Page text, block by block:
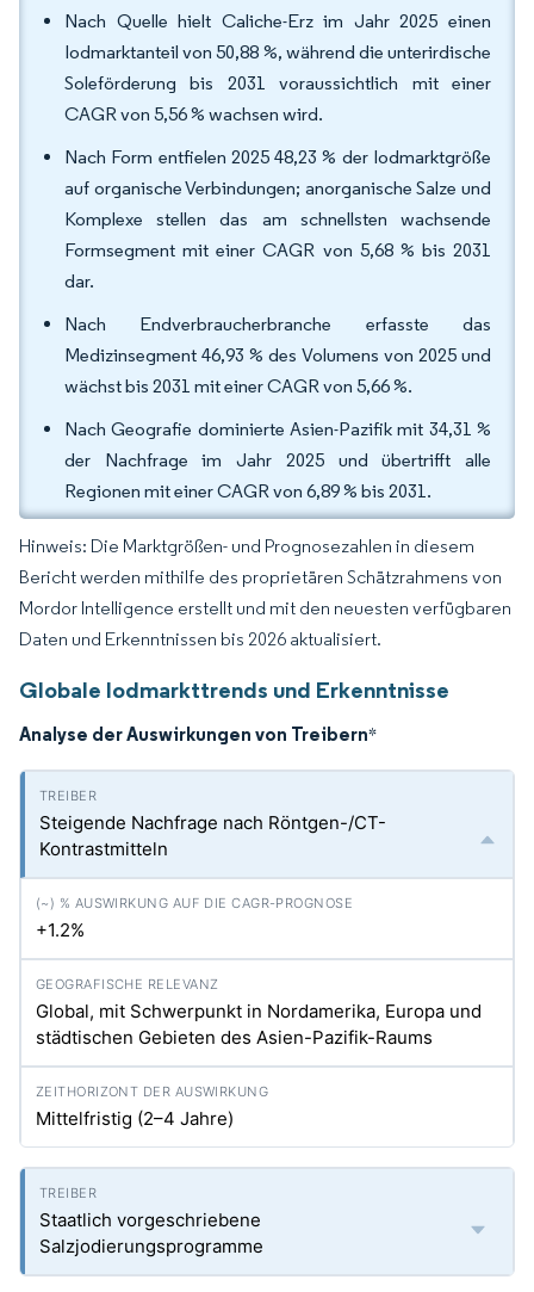
Nach Quelle hielt Caliche-Erz im Jahr 2025 einen
Iodmarktanteil von 50,88 %, während die unterirdische
Soleförderung bis 2031 voraussichtlich mit einer
CAGR von 5,56 % wachsen wird.
Nach Form entfielen 2025 48,23 % der Iodmarktgröße
auf organische Verbindungen; anorganische Salze und
Komplexe stellen das am schnellsten wachsende
Formsegment mit einer CAGR von 5,68 % bis 2031
dar.
Nach Endverbraucherbranche erfasste das
Medizinsegment 46,93 % des Volumens von 2025 und
wächst bis 2031 mit einer CAGR von 5,66 %.
Nach Geografie dominierte Asien-Pazifik mit 34,31 %
der Nachfrage im Jahr 2025 und übertrifft alle
Regionen mit einer CAGR von 6,89 % bis 2031.
Hinweis: Die Marktgrößen- und Prognosezahlen in diesem
Bericht werden mithilfe des proprietären Schätzrahmens von
Mordor Intelligence erstellt und mit den neuesten verfügbaren
Daten und Erkenntnissen bis 2026 aktualisiert.
Globale Iodmarkttrends und Erkenntnisse
Analyse der Auswirkungen von Treibern*
Steigende Nachfrage nach Röntgen-/CT-
Kontrastmitteln
+1.2%
Global, mit Schwerpunkt in Nordamerika, Europa und
städtischen Gebieten des Asien-Pazifik-Raums
Mittelfristig (2–4 Jahre)
Staatlich vorgeschriebene
Salzjodierungsprogramme